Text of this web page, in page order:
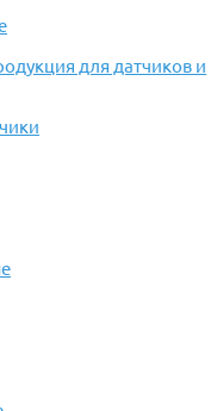
для датчиков и